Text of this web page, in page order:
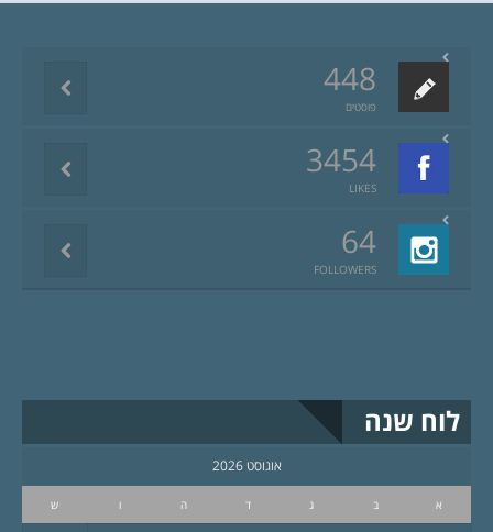
448
פוסטים
3454
LIKES
64
FOLLOWERS
לוח שנה
אוגוסט 2026
א ב ג ד ה ו ש